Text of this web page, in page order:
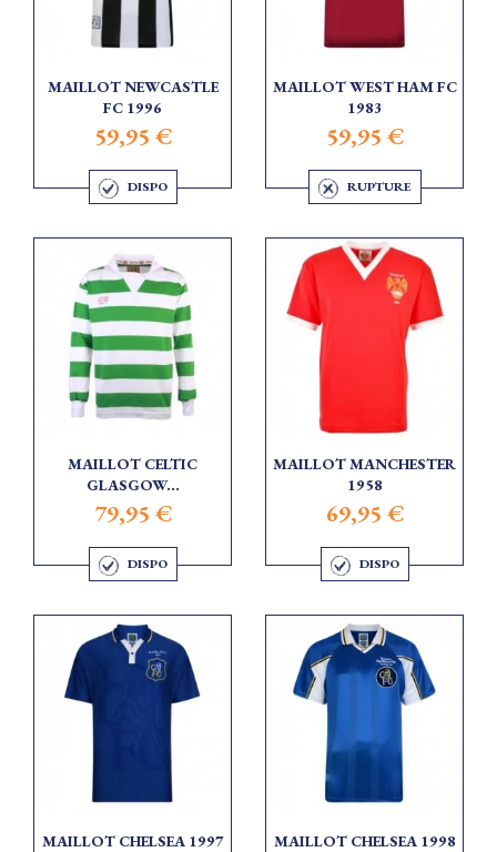
MAILLOT NEWCASTLE
FC 1996
59,95 €
DISPO
MAILLOT WEST HAM FC
1983
59,95 €
RUPTURE
MAILLOT CELTIC
GLASGOW...
79,95 €
DISPO
MAILLOT MANCHESTER
1958
69,95 €
DISPO
MAILLOT CHELSEA 1997 MAILLOT CHELSEA 1998